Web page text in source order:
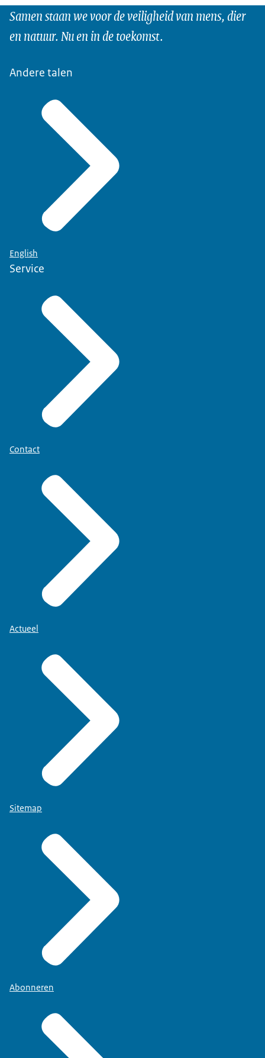
Samen staan we voor de veiligheid van mens, dier
en natuur. Nu en in de toekomst.
Andere talen
English
Service
Contact
Actueel
Sitemap
Abonneren